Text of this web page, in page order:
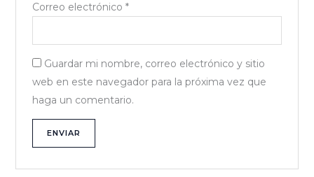
Correo electrónico *
Guardar mi nombre, correo electrónico y sitio
web en este navegador para la próxima vez que
haga un comentario.